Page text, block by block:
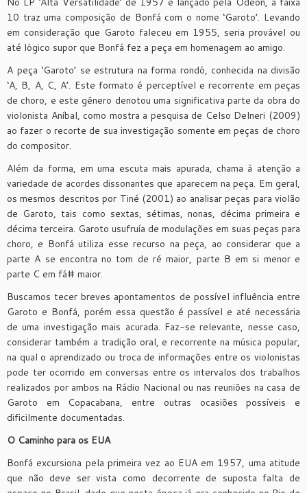
10 traz uma composição de Bonfá com o nome ‘Garoto’. Levando
em consideração que Garoto faleceu em 1955, seria provável ou
até lógico supor que Bonfá fez a peça em homenagem ao amigo.
A peça ‘Garoto’ se estrutura na forma rondó, conhecida na divisão
‘A, B, A, C, A’. Este formato é perceptível e recorrente em peças
de choro, e este gênero denotou uma significativa parte da obra do
violonista Aníbal, como mostra a pesquisa de Celso Delneri (2009)
ao fazer o recorte de sua investigação somente em peças de choro
do compositor.
Além da forma, em uma escuta mais apurada, chama à atenção a
variedade de acordes dissonantes que aparecem na peça. Em geral,
os mesmos descritos por Tiné (2001) ao analisar peças para violão
de Garoto, tais como sextas, sétimas, nonas, décima primeira e
décima terceira. Garoto usufruía de modulações em suas peças para
choro, e Bonfá utiliza esse recurso na peça, ao considerar que a
parte A se encontra no tom de ré maior, parte B em si menor e
parte C em fá# maior.
Buscamos tecer breves apontamentos de possível influência entre
Garoto e Bonfá, porém essa questão é passível e até necessária
de uma investigação mais acurada. Faz-se relevante, nesse caso,
considerar também a tradição oral, e recorrente na música popular,
na qual o aprendizado ou troca de informações entre os violonistas
pode ter ocorrido em conversas entre os intervalos dos trabalhos
realizados por ambos na Rádio Nacional ou nas reuniões na casa de
Garoto em Copacabana, entre outras ocasiões possíveis e
dificilmente documentadas.
O Caminho para os EUA
Bonfá excursiona pela primeira vez ao EUA em 1957, uma atitude
que não deve ser vista como decorrente de suposta falta de